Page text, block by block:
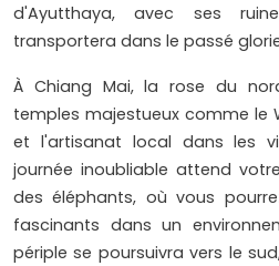
d'Ayutthaya, avec ses
transportera dans le passé
À Chiang Mai, la rose du
temples majestueux comme le
et l'artisanat local dans les
journée inoubliable attend
des éléphants, où vous
fascinants dans un
périple se poursuivra vers le